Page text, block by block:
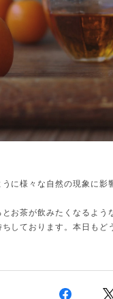
に様々な自然の現象に影
お茶が飲みたくなるよう
しております。本日もど